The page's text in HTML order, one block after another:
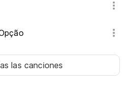
las canciones